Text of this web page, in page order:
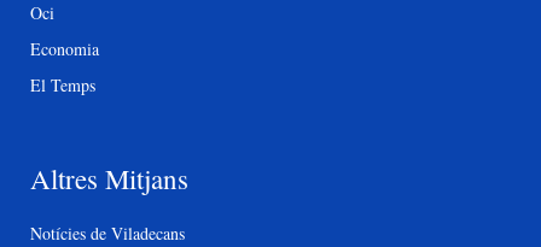
Oci
Economia
El Temps
Altres Mitjans
Notícies de Viladecans